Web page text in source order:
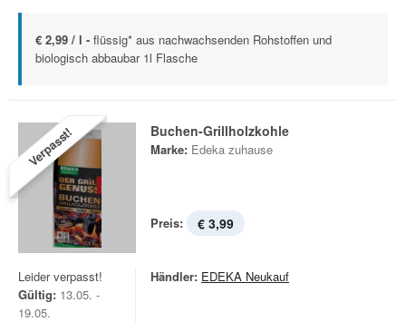
€ 2,99 / l - flüssig* aus nachwachsenden Rohstoffen und
biologisch abbaubar 1l Flasche
Verpasst! Buchen-Grillholzkohle
Marke: Edeka zuhause
Preis: € 3,99
Leider verpasst!
Gültig: 13.05. -
19.05.
Händler: EDEKA Neukauf